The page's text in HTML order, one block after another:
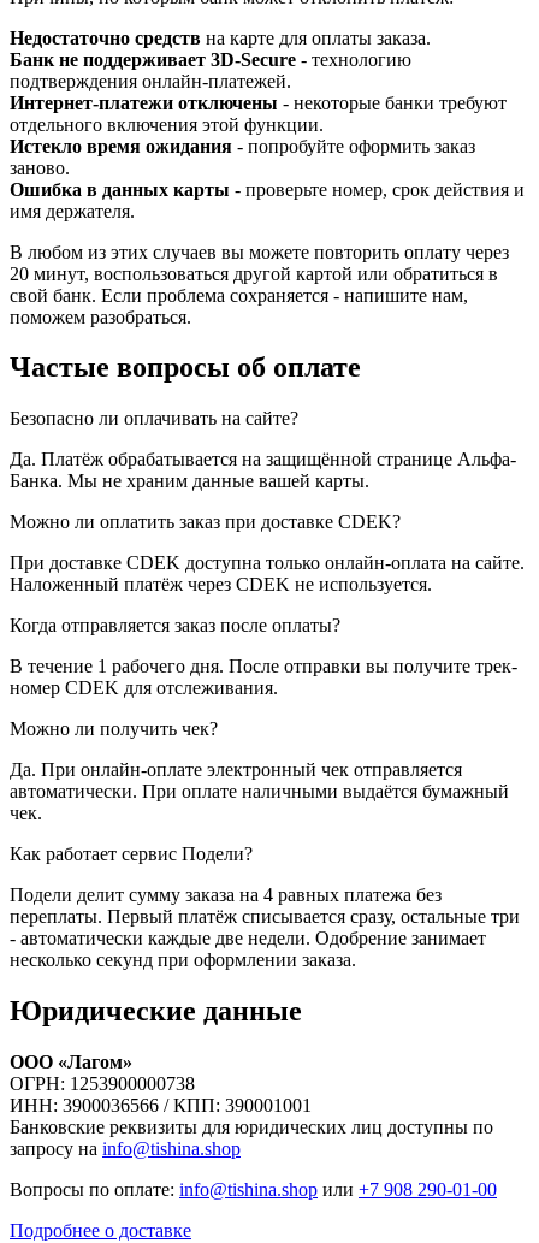
Недостаточно средств на карте для оплаты заказа.
Банк не поддерживает 3D-Secure - технологию
подтверждения онлайн-платежей.
Интернет-платежи отключены - некоторые банки требуют
отдельного включения этой функции.
Истекло время ожидания - попробуйте оформить заказ
заново.
Ошибка в данных карты - проверьте номер, срок действия и
имя держателя.
В любом из этих случаев вы можете повторить оплату через
20 минут, воспользоваться другой картой или обратиться в
свой банк. Если проблема сохраняется - напишите нам,
поможем разобраться.
Частые вопросы об оплате
Безопасно ли оплачивать на сайте?
Да. Платёж обрабатывается на защищённой странице Альфа-
Банка. Мы не храним данные вашей карты.
Можно ли оплатить заказ при доставке CDEK?
При доставке CDEK доступна только онлайн-оплата на сайте.
Наложенный платёж через CDEK не используется.
Когда отправляется заказ после оплаты?
В течение 1 рабочего дня. После отправки вы получите трек-
номер CDEK для отслеживания.
Можно ли получить чек?
Да. При онлайн-оплате электронный чек отправляется
автоматически. При оплате наличными выдаётся бумажный
чек.
Как работает сервис Подели?
Подели делит сумму заказа на 4 равных платежа без
переплаты. Первый платёж списывается сразу, остальные три
- автоматически каждые две недели. Одобрение занимает
несколько секунд при оформлении заказа.
Юридические данные
ООО «Лагом»
ОГРН: 1253900000738
ИНН: 3900036566 / КПП: 390001001
Банковские реквизиты для юридических лиц доступны по
запросу на info@tishina.shop
Вопросы по оплате: info@tishina.shop или +7 908 290-01-00
Подробнее о доставке